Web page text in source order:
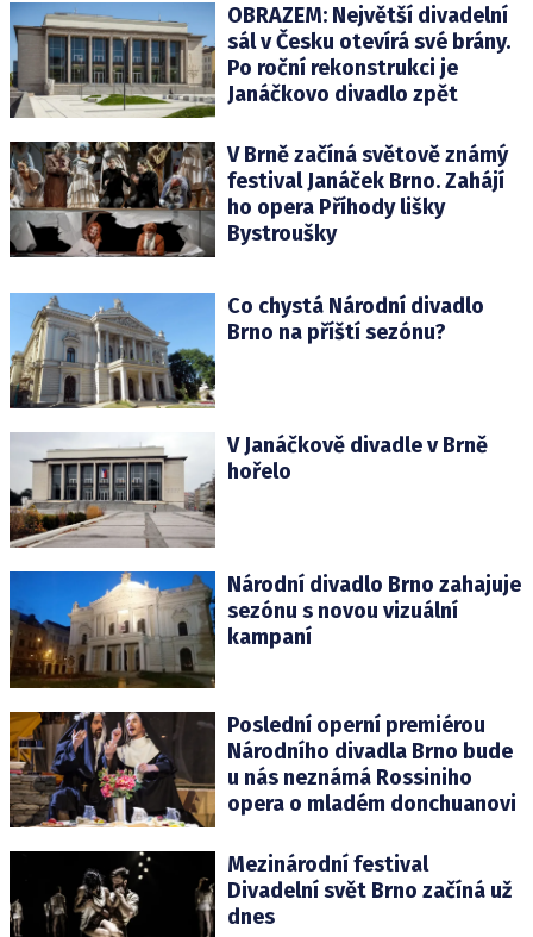
OBRAZEM: Největší divadelní
sál v Česku otevírá své brány.
Po roční rekonstrukci je
Janáčkovo divadlo zpět
V Brně začíná světově známý
festival Janáček Brno. Zahájí
ho opera Příhody lišky
Bystroušky
Co chystá Národní divadlo
Brno na příští sezónu?
V Janáčkově divadle v Brně
hořelo
Národní divadlo Brno zahajuje
sezónu s novou vizuální
kampaní
Poslední operní premiérou
Národního divadla Brno bude
u nás neznámá Rossiniho
opera o mladém donchuanovi
Mezinárodní festival
Divadelní svět Brno začíná už
dnes